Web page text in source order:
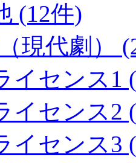
(12件)
現代劇）
イセンス1
イセンス2
イセンス3